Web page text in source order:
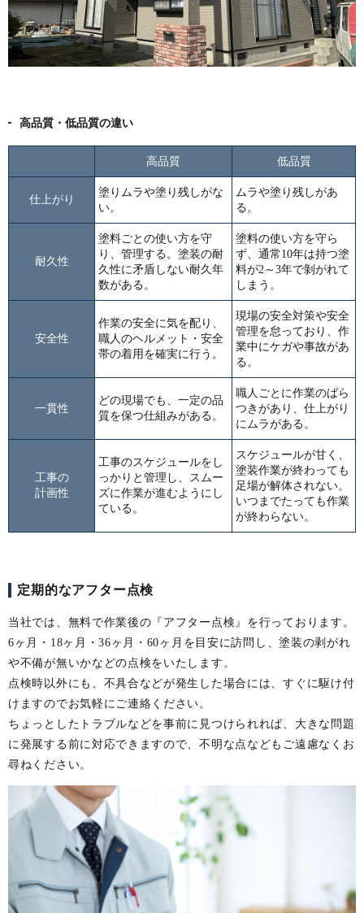
高品質・低品質の違い
高品質 低品質
仕上がり
塗りムラや塗り残しがな
い。
ムラや塗り残しがあ
る。
耐久性
塗料ごとの使い方を守
り、管理する。塗装の耐
久性に矛盾しない耐久年
数がある。
塗料の使い方を守ら
ず、通常10年は持つ塗
料が2～3年で剝がれて
しまう。
安全性
作業の安全に気を配り、
職人のヘルメット・安全
帯の着用を確実に行う。
現場の安全対策や安全
管理を怠っており、作
業中にケガや事故があ
る。
一貫性
どの現場でも、一定の品
質を保つ仕組みがある。
職人ごとに作業のばら
つきがあり、仕上がり
にムラがある。
工事の
計画性
工事のスケジュールをし
っかりと管理し、スムー
ズに作業が進むようにし
ている。
スケジュールが甘く、
塗装作業が終わっても
足場が解体されない。
いつまでたっても作業
が終わらない。
定期的なアフター点検
当社では、無料で作業後の『アフター点検』を行っております。
6ヶ月・18ヶ月・36ヶ月・60ヶ月を目安に訪問し、塗装の剥がれ
や不備が無いかなどの点検をいたします。
点検時以外にも、不具合などが発生した場合には、すぐに駆け付
けますのでお気軽にご連絡ください。
ちょっとしたトラブルなどを事前に見つけられれば、大きな問題
に発展する前に対応できますので、不明な点などもご遠慮なくお
尋ねください。